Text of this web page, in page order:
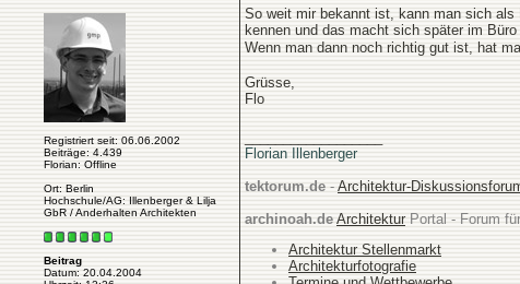
Registriert seit: 06.06.2002
Beiträge: 4.439
Florian: Offline
Ort: Berlin
Hochschule/AG: Illenberger & Lilja
GbR / Anderhalten Architekten
Beitrag
Datum: 20.04.2004
So weit mir bekannt ist, kann man sich
kennen und das macht sich später im
Wenn man dann noch richtig gut ist, hat
Grüsse,
Flo
Florian Illenberger
tektorum.de - Architektur-
archinoah.de ArchitekturPortal - Forum
Architektur Stellenmarkt
Architekturfotografie